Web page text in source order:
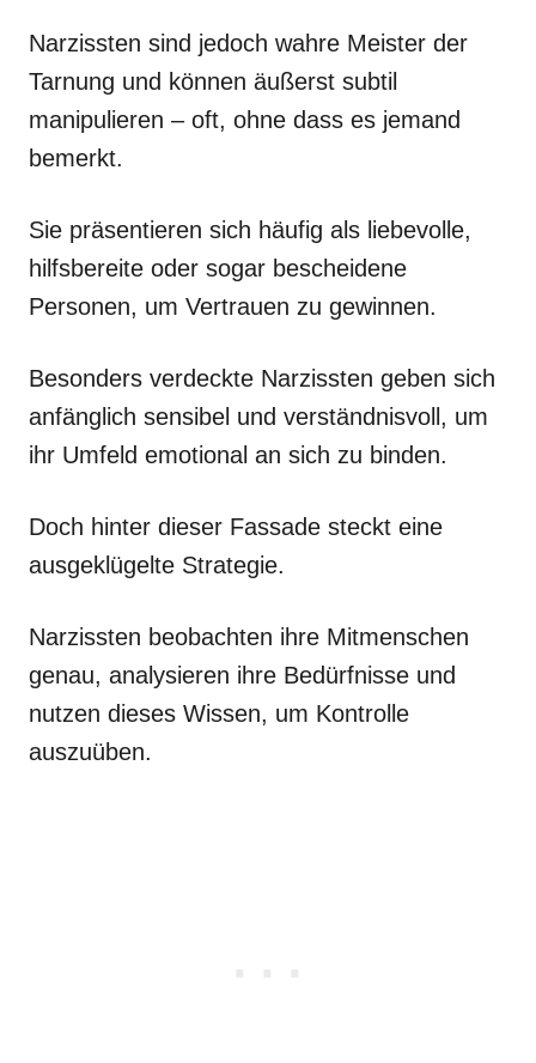
Narzissten sind jedoch wahre Meister der
Tarnung und können äußerst subtil
manipulieren – oft, ohne dass es jemand
bemerkt.
Sie präsentieren sich häufig als liebevolle,
hilfsbereite oder sogar bescheidene
Personen, um Vertrauen zu gewinnen.
Besonders verdeckte Narzissten geben sich
anfänglich sensibel und verständnisvoll, um
ihr Umfeld emotional an sich zu binden.
Doch hinter dieser Fassade steckt eine
ausgeklügelte Strategie.
Narzissten beobachten ihre Mitmenschen
genau, analysieren ihre Bedürfnisse und
nutzen dieses Wissen, um Kontrolle
auszuüben.